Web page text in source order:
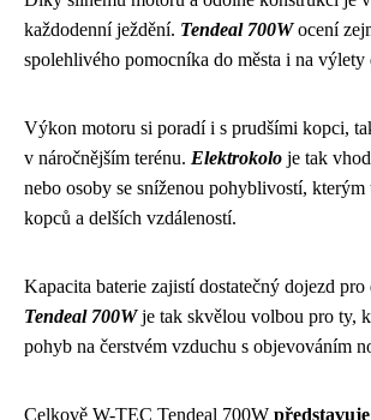
každodenní ježdění. Tendeal 700Wocení
spolehlivého pomocníka do města i na výlety
Výkon motoru si poradí i s prudšími kopci,
v náročnějším terénu. Elektrokolo je tak
nebo osoby se sníženou pohyblivostí, kterým
kopců a delších vzdáleností.
Kapacita baterie zajistí dostatečný dojezd
Tendeal 700Wje tak skvělou volbou pro ty,
pohyb na čerstvém vzduchu s objevováním
Celkově W-TEC Tendeal 700W